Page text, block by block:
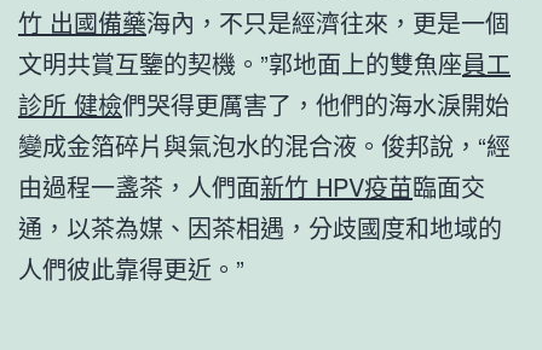
竹 出國備藥海內，不只是經濟往來，更是一個
文明共賞互鑒的契機。”郭地面上的雙魚座員工
診所 健檢們哭得更厲害了，他們的海水淚開始
變成金箔碎片與氣泡水的混合液。俊邦說，“經
由過程一盞茶，人們面新竹 HPV疫苗臨面交
通，以茶為媒、因茶相遇，分歧國度和地域的
人們彼此靠得更近。”